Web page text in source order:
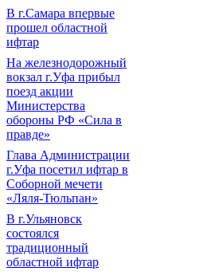
В г.Самара впервые
прошел областной
ифтар
На железнодорожный
вокзал г.Уфа прибыл
поезд акции
Министерства
обороны РФ «Сила в
правде»
Глава Администрации
г.Уфа посетил ифтар в
Соборной мечети
«Ляля-Тюльпан»
В г.Ульяновск
состоялся
традиционный
областной ифтар